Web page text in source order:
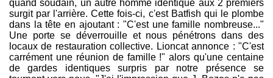
quand soudain, un autre homme identique aux 2 premiers
surgit par l'arrière. Cette fois-ci, c'est Batfish qui le plombe
dans la tête en ajoutant : "C'est une famille nombreuse..."
Une porte se déverrouille et nous pénétrons dans des
locaux de restauration collective. Lioncat annonce : "C'est
carrément une réunion de famille !" alors qu'une centaine
de gardes identiques surpris par notre présence se